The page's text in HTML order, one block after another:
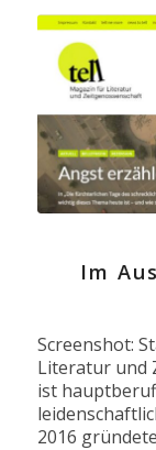
Im
Screenshot:
Literatur und
ist
2016